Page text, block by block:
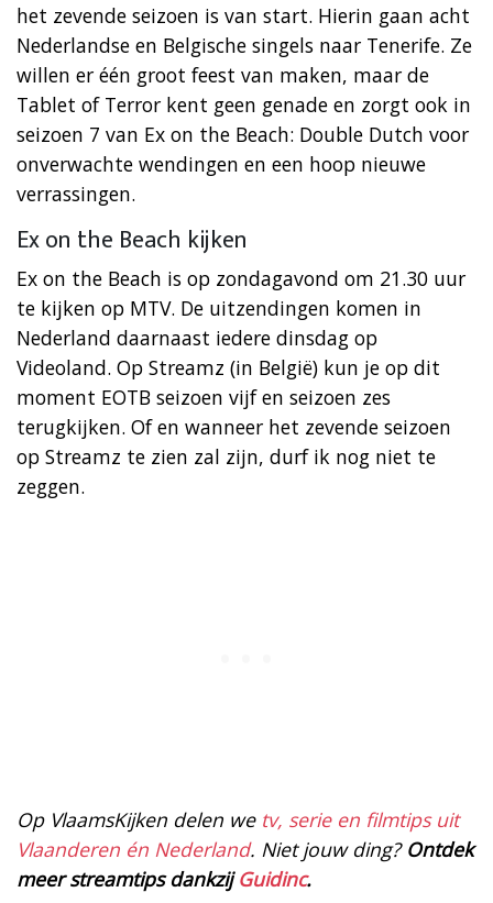
het zevende seizoen is van start. Hierin gaan acht
Nederlandse en Belgische singels naar Tenerife. Ze
willen er één groot feest van maken, maar de
Tablet of Terror kent geen genade en zorgt ook in
seizoen 7 van Ex on the Beach: Double Dutch voor
onverwachte wendingen en een hoop nieuwe
verrassingen.
Ex on the Beach kijken
Ex on the Beach is op zondagavond om 21.30 uur
te kijken op MTV. De uitzendingen komen in
Nederland daarnaast iedere dinsdag op
Videoland. Op Streamz (in België) kun je op dit
moment EOTB seizoen vijf en seizoen zes
terugkijken. Of en wanneer het zevende seizoen
op Streamz te zien zal zijn, durf ik nog niet te
zeggen.
Op VlaamsKijken delen we tv, serie en filmtips uit
Vlaanderen én Nederland. Niet jouw ding? Ontdek
meer streamtips dankzijGuidinc.